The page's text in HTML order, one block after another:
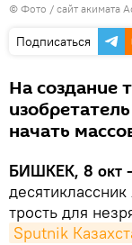
© Фото / сайт акимата
Подписаться
На создание
начать
БИШКЕК, 8 окт
трость для
Sputnik